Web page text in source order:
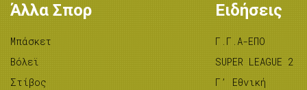
Άλλα Σπορ
Μπάσκετ
Βόλεϊ
Στίβος
Ειδήσεις
Γ.Γ.Α-ΕΠΟ
SUPER LEAGUE 2
Γ’ Εθνική